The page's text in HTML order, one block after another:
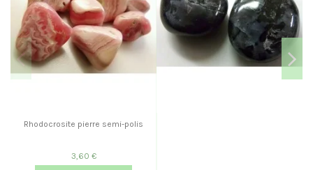
Rhodocrosite pierre semi-polis
3,60 €